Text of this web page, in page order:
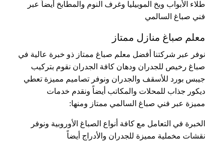
طلاء الأبواب وبخ الموبيليا وغرف النوم والمطابخ أيضاً عبر
فني صباغ السالمي
معلم صباغ منازل ممتاز
نوفر عبر شركتنا أفضل معلم صباغ ممتاز ذو خبرة عالية في
صباغ رخيص للجدران ودهان كافة الجدران نقوم بتركيب
جيبس بورد للأسقف والجدران ونوفر تصاميم مميزة تعطي
ديكور جذاب للمحلات والمكاتب أيضاً ونقدم خدمات
مميزة عبر فني صباغ السالمي ممتاز ومنها:
الخبرة في التعامل مع كافة أنواع الصباغ الأوروبية ونوفر
نقشات مخملية مميزة للجدران والأدراج أيضاً